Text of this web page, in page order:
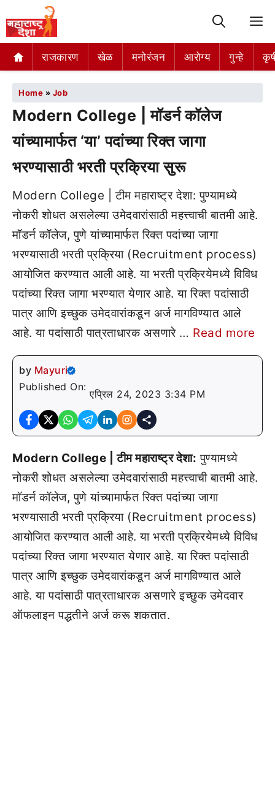
राजकारण खेळ मनोरंजन आरोग्य गुन्हे
Home » Job
Modern College | मॉडर्न कॉलेज
यांच्यामार्फत ‘या’ पदांच्या रिक्त जागा
भरण्यासाठी भरती प्रक्रिया सुरू
Modern College | टीम महाराष्ट्र देशा: पुण्यामध्ये
नोकरी शोधत असलेल्या उमेदवारांसाठी महत्त्वाची बातमी आहे.
मॉडर्न कॉलेज, पुणे यांच्यामार्फत रिक्त पदांच्या जागा
भरण्यासाठी भरती प्रक्रिया (Recruitment process)
आयोजित करण्यात आली आहे. या भरती प्रक्रियेमध्ये विविध
पदांच्या रिक्त जागा भरण्यात येणार आहे. या रिक्त पदांसाठी
पात्र आणि इच्छुक उमेदवारांकडून अर्ज मागविण्यात आले
आहे. या पदांसाठी पात्रताधारक असणारे … Read more
by Mayuri
Published On:
एप्रिल 24, 2023 3:34 PM
Modern College | टीम महाराष्ट्र देशा: पुण्यामध्ये
नोकरी शोधत असलेल्या उमेदवारांसाठी महत्त्वाची बातमी आहे.
मॉडर्न कॉलेज, पुणे यांच्यामार्फत रिक्त पदांच्या जागा
भरण्यासाठी भरती प्रक्रिया (Recruitment process)
आयोजित करण्यात आली आहे. या भरती प्रक्रियेमध्ये विविध
पदांच्या रिक्त जागा भरण्यात येणार आहे. या रिक्त पदांसाठी
पात्र आणि इच्छुक उमेदवारांकडून अर्ज मागविण्यात आले
आहे. या पदांसाठी पात्रताधारक असणारे इच्छुक उमेदवार
ऑफलाइन पद्धतीने अर्ज करू शकतात.